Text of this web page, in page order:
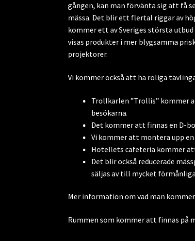
gången, kan man förvänta sig att få
mässa. Det blir ett flertal riggar av
kommer ett av Sveriges största
visas produkter i mer blygsamma
projektorer.
Vi kommer också att ha roliga
Trollkarlen ”Trollis” kommer
besökarna.
Det kommer att finnas en D-
Vi kommer att montera upp
Hotellets cafeteria kommer
Det blir också reducerade
säljas av till mycket
Mer information om vad man
Rummen som kommer att finnas på